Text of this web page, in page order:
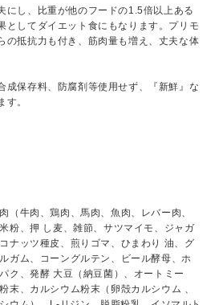
にし、比重が他のフードの1.5倍以上ある
としてダイエット食にもなります。プリモ
の抵抗力も付き、筋肉量も増え、丈夫な体
成保存料、防腐剤等使用せず、『新鮮』な
す。
（牛肉、鶏肉、馬肉、魚肉、レバー肉、
粉、押 し麦、雑節、サツマイモ、ジャガ
ナッツ種皮、煎りゴマ、ひまわり 油、グ
ガム、コーングルテン、ビール酵母、ホ
ク、発酵 大豆（納豆菌）、オートミー
末、カルシウム粉末（卵殻カルシウム 、